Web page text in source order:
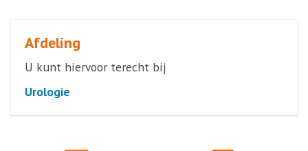
Afdeling
U kunt hiervoor terecht bij
Urologie